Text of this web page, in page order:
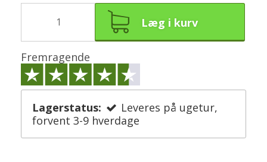
Læg i kurv
Fremragende
Lagerstatus:
Leveres på ugetur,
forvent 3-9 hverdage